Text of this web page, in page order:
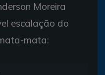
Moreira
escalação do
mata: